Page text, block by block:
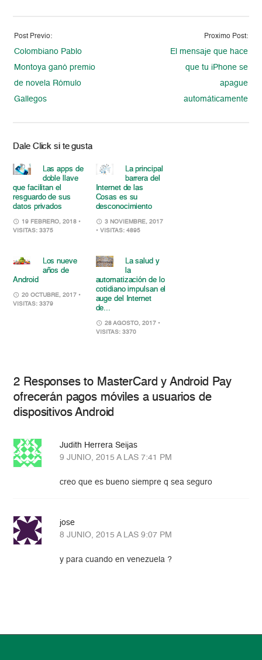
Post Previo:
Colombiano Pablo
Montoya ganó premio
de novela Rómulo
Gallegos
Proximo Post:
El mensaje que hace
que tu iPhone se
apague
automáticamente
Dale Click si te gusta
Las apps de
doble llave
que facilitan el
resguardo de sus
datos privados
19 FEBRERO, 2018 •
VISITAS: 3375
La principal
barrera del
Internet de las
Cosas es su
desconocimiento
3 NOVIEMBRE, 2017
• VISITAS: 4895
Los nueve
años de
Android
20 OCTUBRE, 2017 •
VISITAS: 3379
La salud y
la
automatización de lo
cotidiano impulsan el
auge del Internet
de...
28 AGOSTO, 2017 •
VISITAS: 3370
2 Responses to MasterCard y Android Pay
ofrecerán pagos móviles a usuarios de
dispositivos Android
Judith Herrera Seijas
9 JUNIO, 2015 A LAS 7:41 PM
creo que es bueno siempre q sea seguro
jose
8 JUNIO, 2015 A LAS 9:07 PM
y para cuando en venezuela ?